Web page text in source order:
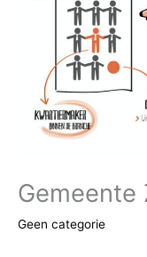
Gemeente
Geen categorie